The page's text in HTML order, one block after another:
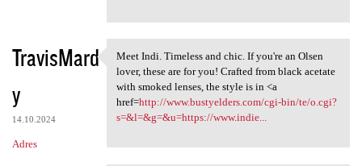
TravisMard
y
14.10.2024
Adres
Meet Indi. Timeless and chic.
Meet Indi. Timeless and chic. If you're an Olsen
lover, these are for you! Crafted from black acetate
with smoked lenses, the style is in <a
href=http://www.bustyelders.com/cgi-bin/te/o.cgi?
s=&l=&g=&u=https://www.indie...